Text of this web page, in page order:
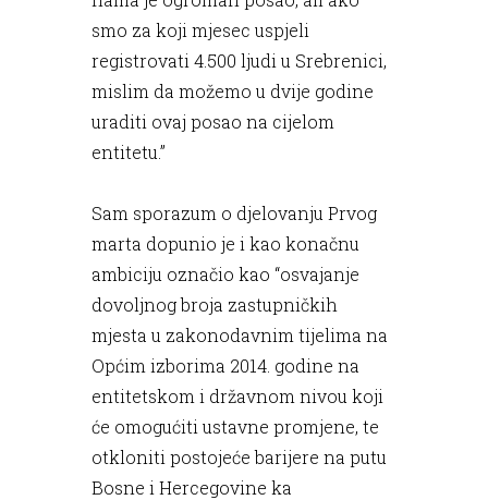
smo za koji mjesec uspjeli
registrovati 4.500 ljudi u Srebrenici,
mislim da možemo u dvije godine
uraditi ovaj posao na cijelom
entitetu.”
Sam sporazum o djelovanju Prvog
marta dopunio je i kao konačnu
ambiciju označio kao “osvajanje
dovoljnog broja zastupničkih
mjesta u zakonodavnim tijelima na
Općim izborima 2014. godine na
entitetskom i državnom nivou koji
će omogućiti ustavne promjene, te
otkloniti postojeće barijere na putu
Bosne i Hercegovine ka